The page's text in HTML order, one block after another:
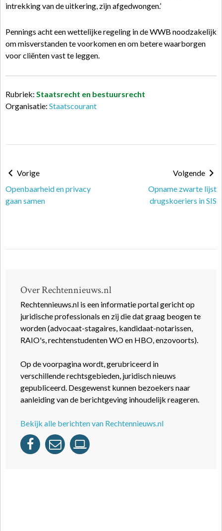
intrekking van de uitkering, zijn afgedwongen.’
Pennings acht een wettelijke regeling in de WWB noodzakelijk
om misverstanden te voorkomen en om betere waarborgen
voor cliënten vast te leggen.
Rubriek: Staatsrecht en bestuursrecht
Organisatie: Staatscourant
Vorige
Openbaarheid en privacy
gaan samen
Volgende
Opname zwarte lijst
drugskoeriers in SIS
Over Rechtennieuws.nl
Rechtennieuws.nl is een informatie portal gericht op
juridische professionals en zij die dat graag beogen te
worden (advocaat-stagaires, kandidaat-notarissen,
RAIO's, rechtenstudenten WO en HBO, enzovoorts).
Op de voorpagina wordt, gerubriceerd in
verschillende rechtsgebieden, juridisch nieuws
gepubliceerd. Desgewenst kunnen bezoekers naar
aanleiding van de berichtgeving inhoudelijk reageren.
Bekijk alle berichten van Rechtennieuws.nl